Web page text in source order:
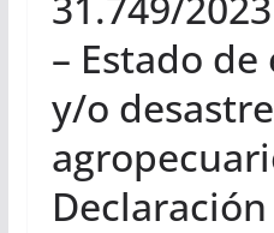
– Estado
y/o desastre